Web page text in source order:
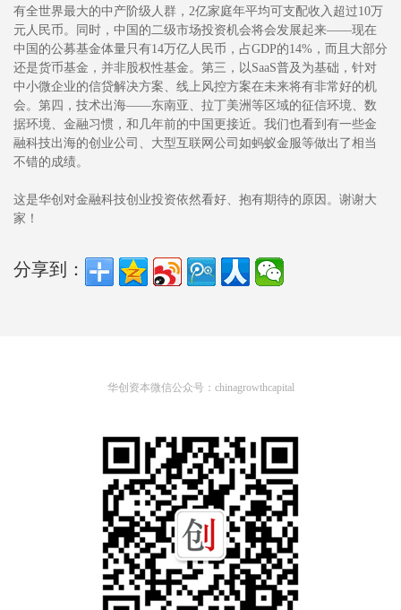
有全世界最大的中产阶级人群，2亿家庭年平均可支配收入超过10万
元人民币。同时，中国的二级市场投资机会将会发展起来——现在
中国的公募基金体量只有14万亿人民币，占GDP的14%，而且大部分
还是货币基金，并非股权性基金。第三，以SaaS普及为基础，针对
中小微企业的信贷解决方案、线上风控方案在未来将有非常好的机
会。第四，技术出海——东南亚、拉丁美洲等区域的征信环境、数
据环境、金融习惯，和几年前的中国更接近。我们也看到有一些金
融科技出海的创业公司、大型互联网公司如蚂蚁金服等做出了相当
不错的成绩。
这是华创对金融科技创业投资依然看好、抱有期待的原因。谢谢大
家！
分享到：
华创资本微信公众号：chinagrowthcapital